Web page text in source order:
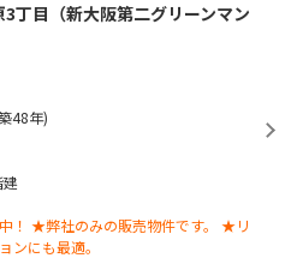
丁目（新大阪第二グリーンマン
48年)
建
！ ★弊社のみの販売物件です。 ★リ
ンにも最適。